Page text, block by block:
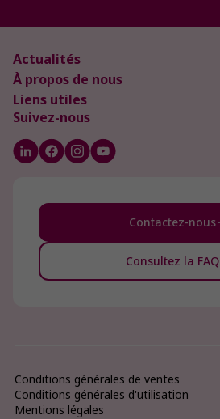
Actualités
À propos de nous
Liens utiles
Suivez-nous
Contactez-nous
Consultez la FAQ
Conditions générales de ventes
Conditions générales d'utilisation
Mentions légales